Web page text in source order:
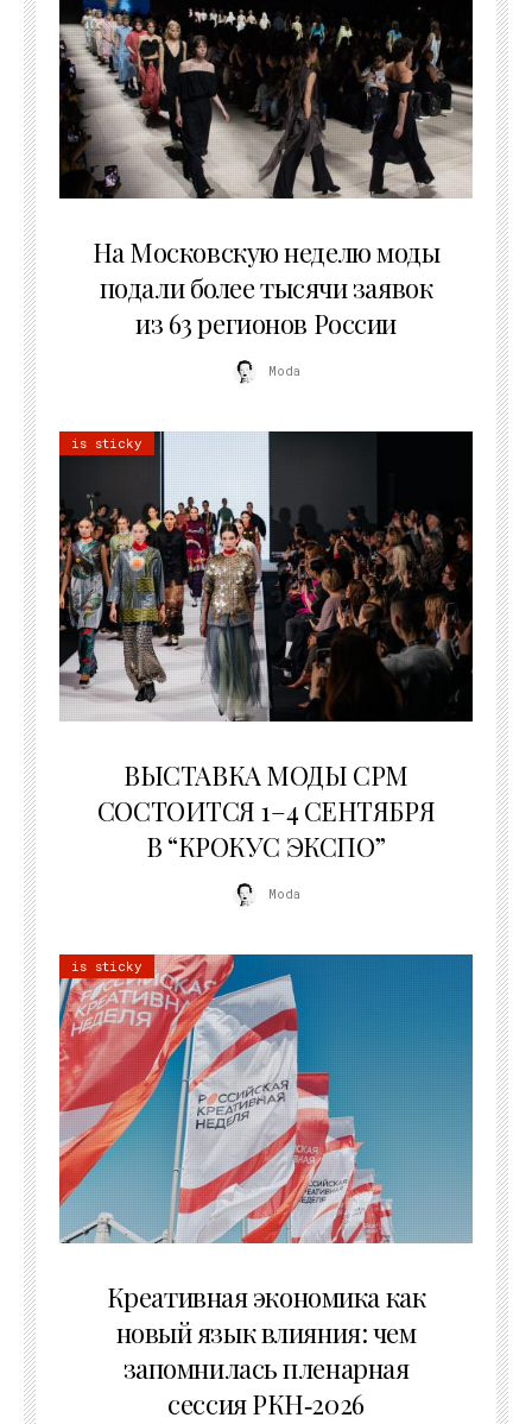
На Московскую неделю моды
подали более тысячи заявок
из 63 регионов России
Moda
is sticky
ВЫСТАВКА МОДЫ CPM
СОСТОИТСЯ 1–4 СЕНТЯБРЯ
В “КРОКУС ЭКСПО”
Moda
is sticky
Креативная экономика как
новый язык влияния: чем
запомнилась пленарная
сессия РКН‑2026